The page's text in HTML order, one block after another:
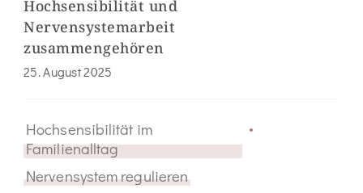
Hochsensibilität und
Nervensystemarbeit
zusammengehören
25. August 2025
Hochsensibilität im
Familienalltag
Nervensystem regulieren